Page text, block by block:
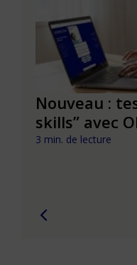
Nouveau :
skills” avec
3 min. de lecture